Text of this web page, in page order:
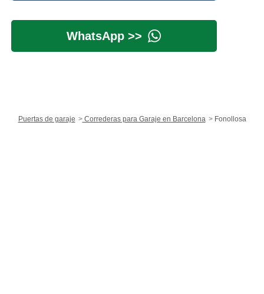
WhatsApp >>
Puertas de garaje Correderas para Garaje en Barcelona Fonollosa